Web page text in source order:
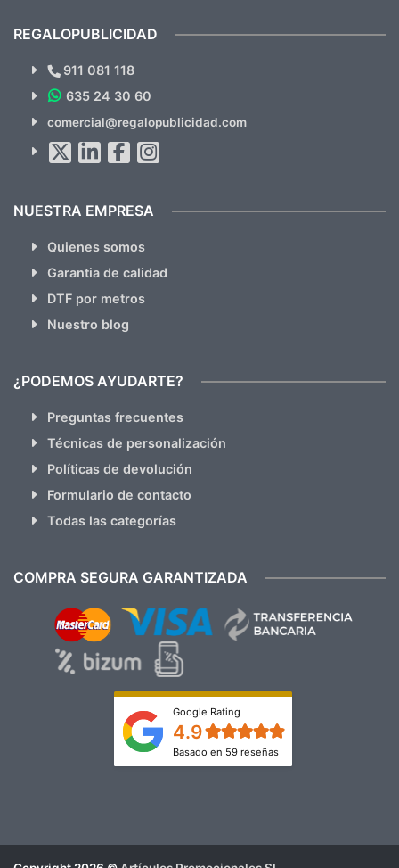
¿Quieres ver nuestras últimas
Novedades y Ofertas?
hacemos Spam)
REGALOPUBLICIDAD
911 081 118
635 24 30 60
comercial@regalopublicidad.com
NUESTRA EMPRESA
Quienes somos
Garantia de calidad
DTF por metros
Nuestro blog
¿PODEMOS AYUDARTE?
Preguntas frecuentes
Técnicas de personalización
Políticas de devolución
Formulario de contacto
Todas las categorías
COMPRA SEGURA GARANTIZADA
Google Rating
4.9
Basado en 59 reseñas